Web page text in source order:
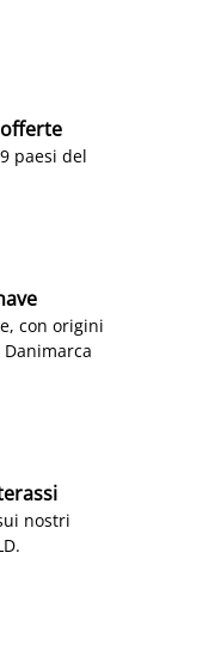
paesi del
con origini
nostri